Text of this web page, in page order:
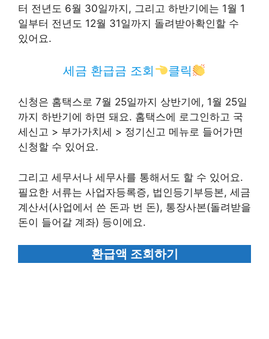
터 전년도 6월 30일까지, 그리고 하반기에는 1월 1
일부터 전년도 12월 31일까지 돌려받아확인할 수
있어요.
세금 환급금 조회 클릭
신청은 홈택스로 7월 25일까지 상반기에, 1월 25일
까지 하반기에 하면 돼요. 홈택스에 로그인하고 국
세신고 > 부가가치세 > 정기신고 메뉴로 들어가면
신청할 수 있어요.
그리고 세무서나 세무사를 통해서도 할 수 있어요.
필요한 서류는 사업자등록증, 법인등기부등본, 세금
계산서(사업에서 쓴 돈과 번 돈), 통장사본(돌려받을
돈이 들어갈 계좌) 등이에요.
환급액 조회하기